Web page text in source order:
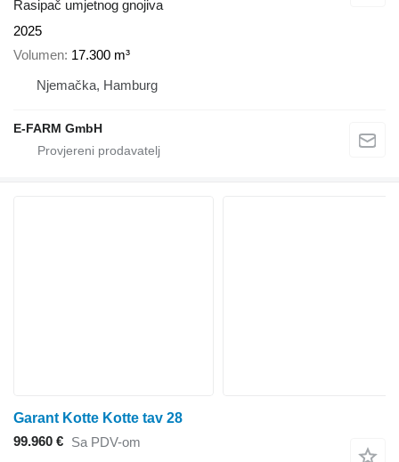
Rasipač umjetnog gnojiva
2025
Volumen 17.300 m³
Njemačka, Hamburg
E-FARM GmbH
Garant Kotte Kotte tav 28
99.960 € Sa PDV-om